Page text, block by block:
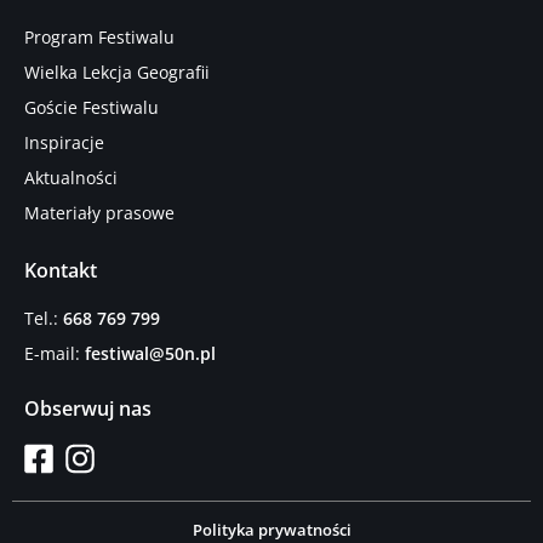
Program Festiwalu
Wielka Lekcja Geografii
Goście Festiwalu
Inspiracje
Aktualności
Materiały prasowe
Kontakt
Tel.: 668 769 799
E-mail: festiwal@50n.pl
Obserwuj nas
Polityka prywatności